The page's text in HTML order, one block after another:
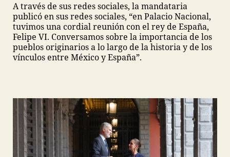
A través de sus redes sociales, la mandataria
publicó en sus redes sociales, “en Palacio Nacional,
tuvimos una cordial reunión con el rey de España,
Felipe VI. Conversamos sobre la importancia de los
pueblos originarios a lo largo de la historia y de los
vínculos entre México y España”.